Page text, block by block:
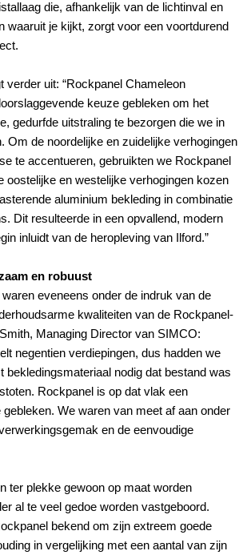
die, afhankelijk van de lichtinval en
waaruit je kijkt, zorgt voor een voortdurend
verder uit: “Rockpanel Chameleon
keuze gebleken om het
gedurfde uitstraling te bezorgen die we in
Om de noordelijke en zuidelijke verhogingen
te accentueren, gebruikten we Rockpanel
oostelijke en westelijke verhogingen kozen
aluminium bekleding in combinatie
Dit resulteerde in een opvallend, modern
inluidt van de heropleving van Ilford.”
en robuust
eveneens onder de indruk van de
kwaliteiten van de Rockpanel-
Managing Director van SIMCO:
negentien verdiepingen, dus hadden we
bekledingsmateriaal nodig dat bestand was
Rockpanel is op dat vlak een
We waren van meet af aan onder
en de eenvoudige
ter plekke gewoon op maat worden
al te veel gedoe worden vastgeboord.
bekend om zijn extreem goede
in vergelijking met een aantal van zijn